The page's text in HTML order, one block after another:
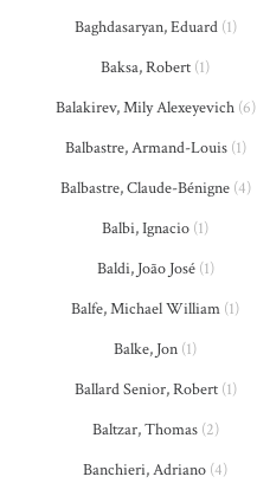
Baghdasaryan, Eduard(1)
Baksa, Robert (1)
Balakirev, Mily Alexeyevich(6)
Balbastre, Armand-Louis(1)
Balbastre, Claude-Bénigne(4)
Balbi, Ignacio (1)
Baldi, João José(1)
Balfe, Michael William (1)
Balke, Jon (1)
Ballard Senior, Robert(1)
Baltzar, Thomas(2)
Banchieri, Adriano (4)